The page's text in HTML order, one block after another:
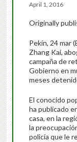
April 1, 2016
Originally
Pekín, 24 mar
Zhang Kai,
campaña de
Gobierno en
meses
El conocido
ha publicado
casa, en la
la
policía que le